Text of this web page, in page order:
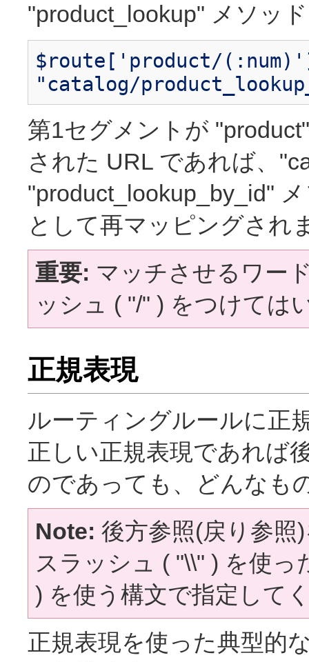
"product_lookup" メソッ
$route['product/
"catalog/
第1セグメントが
された URL であれば、
"product_lookup_by_id"
として再マッピングされ
重要: マッチさせるワー
ッシュ ( "/" ) をつけては
正規表現
ルーティングルールに正
正しい正規表現であれば
のであっても、どんなも
Note: 後方参照(戻り参
スラッシュ ( "\\" ) を使
) を使う構文で指定して
正規表現を使った典型的